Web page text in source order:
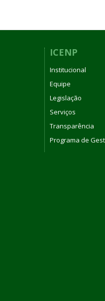
ICENP
Institucional
Equipe
Legislação
Serviços
Transparência
Programa de